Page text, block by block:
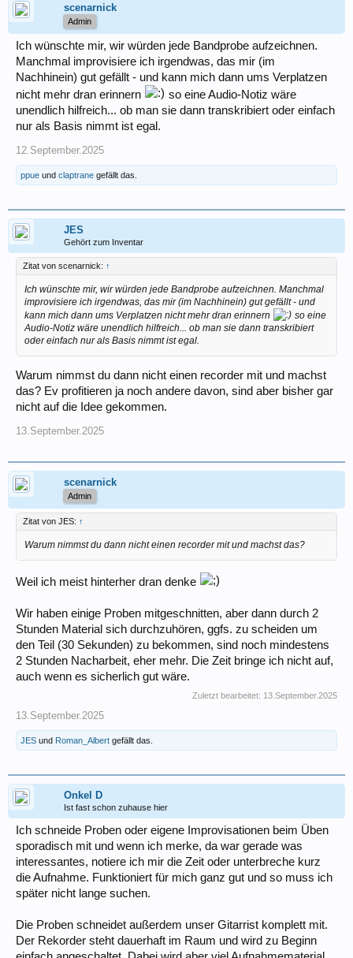
scenarnick
Admin
Ich wünschte mir, wir würden jede Bandprobe aufzeichnen.
Manchmal improvisiere ich irgendwas, das mir (im
Nachhinein) gut gefällt - und kann mich dann ums Verplatzen
nicht mehr dran erinnern
so eine Audio-Notiz wäre
unendlich hilfreich... ob man sie dann transkribiert oder einfach
nur als Basis nimmt ist egal.
12.September.2025
ppue und claptrane gefällt das.
JES
Gehört zum Inventar
Zitat von scenarnick: ↑
Ich wünschte mir, wir würden jede Bandprobe aufzeichnen. Manchmal
improvisiere ich irgendwas, das mir (im Nachhinein) gut gefällt - und
kann mich dann ums Verplatzen nicht mehr dran erinnern
so eine
Audio-Notiz wäre unendlich hilfreich... ob man sie dann transkribiert
oder einfach nur als Basis nimmt ist egal.
Warum nimmst du dann nicht einen recorder mit und machst
das? Ev profitieren ja noch andere davon, sind aber bisher gar
nicht auf die Idee gekommen.
13.September.2025
scenarnick
Admin
Zitat von JES: ↑
Warum nimmst du dann nicht einen recorder mit und machst das?
Weil ich meist hinterher dran denke
Wir haben einige Proben mitgeschnitten, aber dann durch 2
Stunden Material sich durchzuhören, ggfs. zu scheiden um
den Teil (30 Sekunden) zu bekommen, sind noch mindestens
2 Stunden Nacharbeit, eher mehr. Die Zeit bringe ich nicht auf,
auch wenn es sicherlich gut wäre.
Zuletzt bearbeitet: 13.September.2025
13.September.2025
JES und Roman_Albert gefällt das.
Onkel D
Ist fast schon zuhause hier
Ich schneide Proben oder eigene Improvisationen beim Üben
sporadisch mit und wenn ich merke, da war gerade was
interessantes, notiere ich mir die Zeit oder unterbreche kurz
die Aufnahme. Funktioniert für mich ganz gut und so muss ich
später nicht lange suchen.
Die Proben schneidet außerdem unser Gitarrist komplett mit.
Der Rekorder steht dauerhaft im Raum und wird zu Beginn